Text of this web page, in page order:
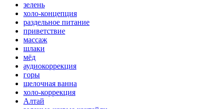
зелень
холо-концепция
раздельное питание
приветствие
массаж
шлаки
мёд
аудиокоррекция
горы
щелочная ванна
холо-коррекция
Алтай